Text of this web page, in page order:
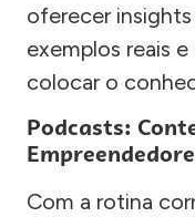
oferecer
exemplos reais
colocar o
Podcasts:
Com a rotina